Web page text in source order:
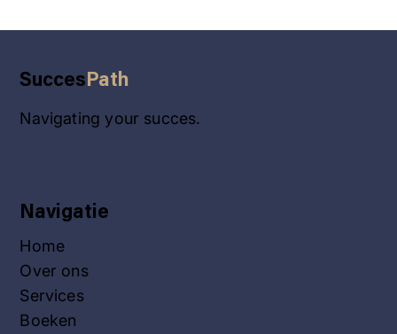
SuccesPath
Navigating your succes.
Navigatie
Home
Over ons
Services
Boeken